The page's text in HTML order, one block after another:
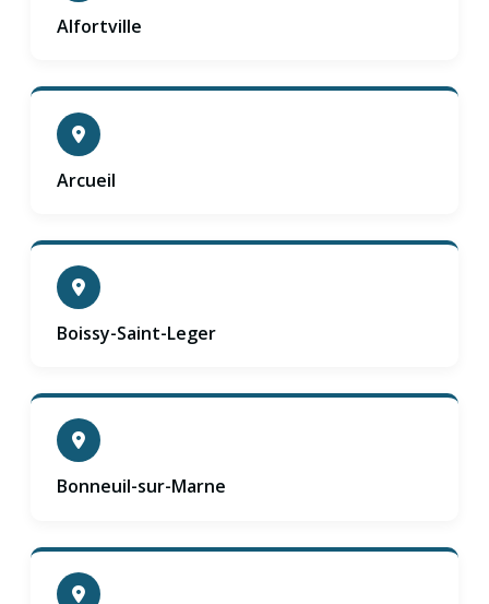
Alfortville
Arcueil
Boissy-Saint-Leger
Bonneuil-sur-Marne